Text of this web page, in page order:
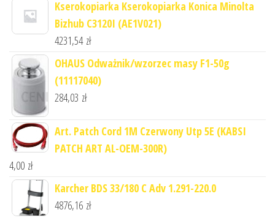
Kserokopiarka Kserokopiarka Konica Minolta
Bizhub C3120I (AE1V021)
4231,54 zł
OHAUS Odważnik/wzorzec masy F1-50g
(11117040)
284,03 zł
Art. Patch Cord 1M Czerwony Utp 5E (KABSI
PATCH ART AL-OEM-300R)
4,00 zł
Karcher BDS 33/180 C Adv 1.291-220.0
4876,16 zł